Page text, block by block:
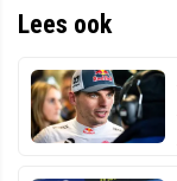
Lees ook